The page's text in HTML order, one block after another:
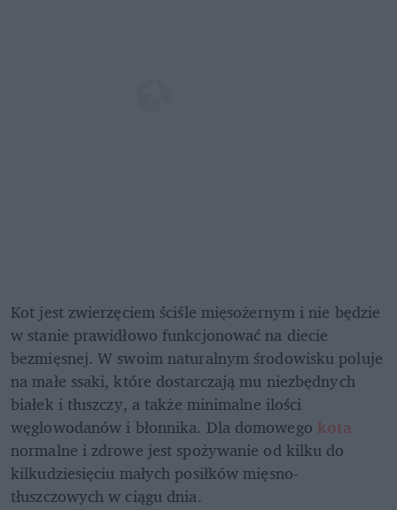
Kot jest zwierzęciem ściśle mięsożernym i nie będzie
w stanie prawidłowo funkcjonować na diecie
bezmięsnej. W swoim naturalnym środowisku poluje
na małe ssaki, które dostarczają mu niezbędnych
białek i tłuszczy, a także minimalne ilości
węglowodanów i błonnika. Dla domowego
normalne i zdrowe jest spożywanie od kilku do
kilkudziesięciu małych posiłków mięsno-
tłuszczowych w ciągu dnia.